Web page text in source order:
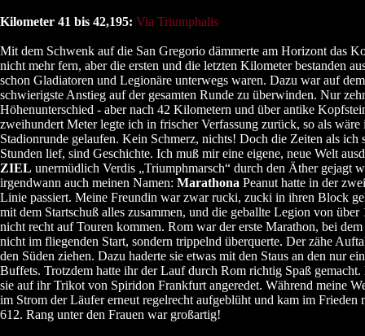
Kilometer 41 bis 42,195: Via Triumphalis
Mit dem Schwenk auf die San Gregorio dämmerte am Horizont das
nicht mehr fern, aber die ersten und die letzten Kilometer bestanden
schon Gladiatoren und Legionäre unterwegs waren. Dazu war auf
schwierigste Anstieg auf der gesamten Runde zu überwinden. Nur
Höhenunterschied - aber nach 42 Kilometern und über antike
zweihundert Meter legte ich in frischer Verfassung zurück, so als wäre
Stadionrunde gelaufen. Kein Schmerz, nichts! Doch die Zeiten als ich
Stunden lief, sind Geschichte. Ich muß mir eine eigene, neue Welt
ZIEL unermüdlich Verdis „Triumphmarsch“ durch den Äther gejagt
irgendwann auch meinen Namen: Marathona Peanut hatte in der
Linie passiert. Meine Freundin war zwar rucki, zucki in ihren Block
mit dem Startschuß alles zusammen, und die geballte Legion von über
nicht recht auf Touren kommen. Rom war der erste Marathon, bei
nicht im fliegenden Start, sondern trippelnd überquerte. Der zähe
den Süden ziehen. Dazu haderte sie etwas mit den Staus an den nur
Buffets. Trotzdem hatte ihr der Lauf durch Rom richtig Spaß gemacht.
sie auf ihr Trikot von Spiridon Frankfurt angeredet. Während meine
im Strom der Läufer erneut regelrecht aufgeblüht und kam im Frieden
612. Rang unter den Frauen war großartig!